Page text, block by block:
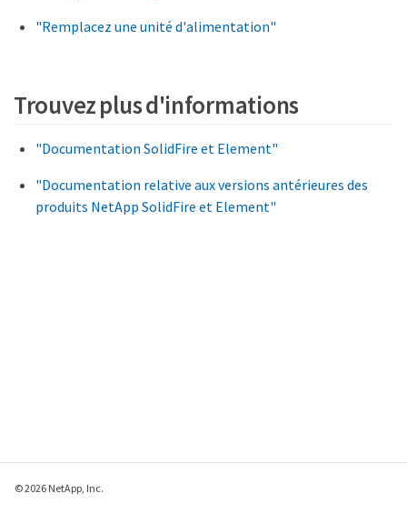
"Remplacez une unité d'alimentation"
Trouvez plus d'informations
"Documentation SolidFire et Element"
"Documentation relative aux versions antérieures des
produits NetApp SolidFire et Element"
© 2026 NetApp, Inc.